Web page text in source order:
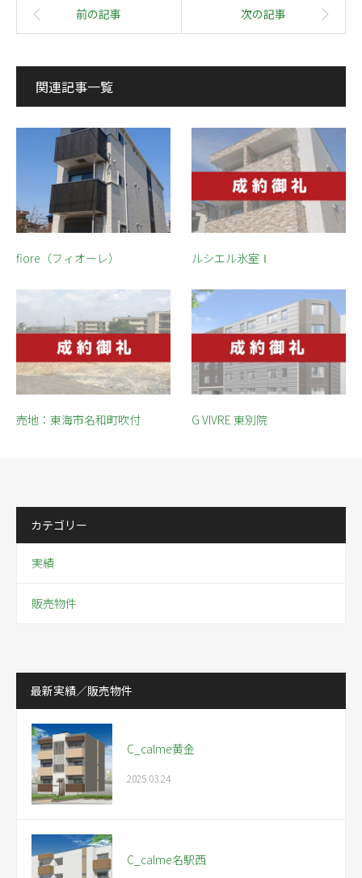
関連記事一覧
fiore（フィオーレ） ルシエル氷室Ⅰ
売地：東海市名和町吹付 G VIVRE 東別院
カテゴリー
実績
販売物件
最新実績／販売物件
C_calme黄金
2025.03.24
C_calme名駅西